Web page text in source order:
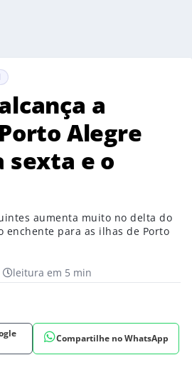
a
Alegre
sexta e o
aumenta muito no delta do
enchente para as ilhas de Porto
leitura em 5 min
Compartilhe no WhatsApp